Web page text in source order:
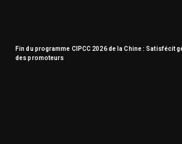
Fin du programme CIPCC 2026 de la Chine : Satisfécit
des promoteurs